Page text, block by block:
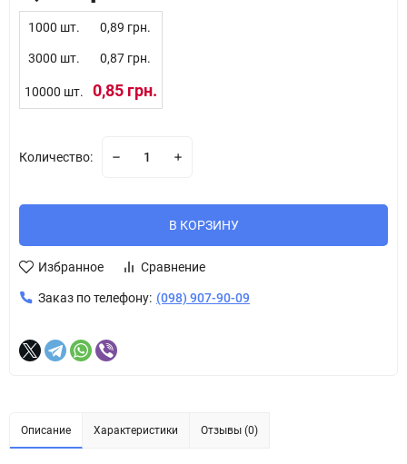
1000 шт. 0,89 грн.
3000 шт. 0,87 грн.
10000 шт. 0,85 грн.
Количество:
В КОРЗИНУ
Избранное Сравнение
Заказ по телефону: (098) 907-90-09
Описание Характеристики Отзывы (0)